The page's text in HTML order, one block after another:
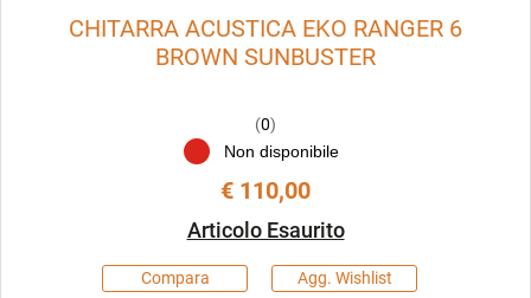
CHITARRA ACUSTICA EKO RANGER 6
BROWN SUNBUSTER
(0)
Non disponibile
€ 110,00
Articolo Esaurito
Compara Agg. Wishlist